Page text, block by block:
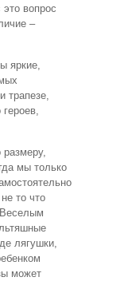
вопрос
–
яркие,
трапезе,
мы только
то что
лягушки,
может